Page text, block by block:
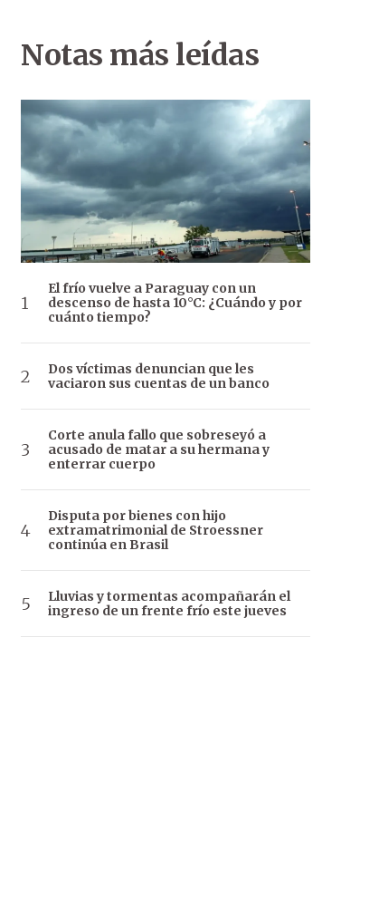
Notas más leídas
El frío vuelve a Paraguay con un
descenso de hasta 10°C: ¿Cuándo y por
cuánto tiempo?
Dos víctimas denuncian que les
vaciaron sus cuentas de un banco
Corte anula fallo que sobreseyó a
acusado de matar a su hermana y
enterrar cuerpo
Disputa por bienes con hijo
extramatrimonial de Stroessner
continúa en Brasil
Lluvias y tormentas acompañarán el
ingreso de un frente frío este jueves